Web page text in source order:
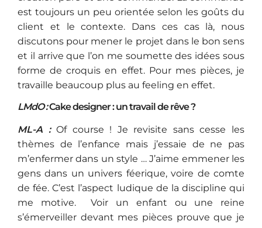
est toujours un peu orientée selon les goûts du
client et le contexte. Dans ces cas là, nous
discutons pour mener le projet dans le bon sens
et il arrive que l’on me soumette des idées sous
forme de croquis en effet. Pour mes pièces, je
travaille beaucoup plus au feeling en effet.
LMdO :Cake designer : un travail de rêve ?
ML-A :Of course ! Je revisite sans cesse les
thèmes de l’enfance mais j’essaie de ne pas
m’enfermer dans un style … J’aime emmener les
gens dans un univers féerique, voire de comte
de fée. C’est l’aspect ludique de la discipline qui
me motive. Voir un enfant ou une reine
s’émerveiller devant mes pièces prouve que je